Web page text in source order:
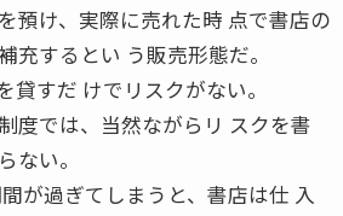
預け、実際に売れた時 点で書店の
充するとい う販売形態だ。
貸すだ けでリスクがない。
度では、当然ながらリ スクを書
ない。
が過ぎてしまうと、書店は仕 入